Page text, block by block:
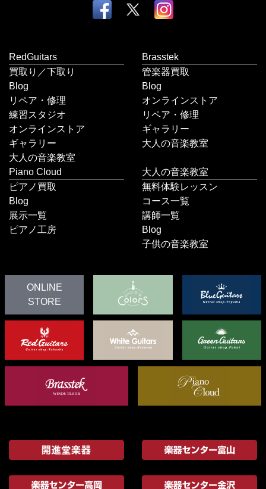
RedGuitars
買取り／下取り
Blog
リペア・修理
練習スタジオ
オンラインストア
ギャラリー
大人の音楽教室
Brasstek
管楽器買取
Blog
オンラインストア
リペア・修理
ギャラリー
大人の音楽教室
Piano Cloud
ピアノ買取
Blog
展示一覧
ピアノ工房
大人の音楽教室
無料体験レッスン
コース一覧
講師一覧
Blog
子供の音楽教室
ONLINE
STORE